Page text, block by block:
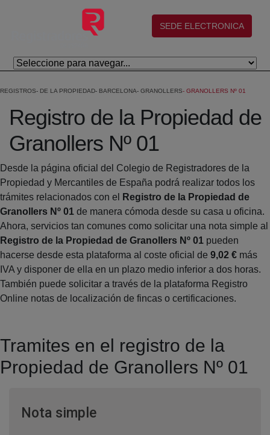
Saltar al contenido principal
(abre en nueva ventana)
SEDE ELECTRONICA
REGISTROS DE LA PROPIEDAD BARCELONA GRANOLLERS GRANOLLERS Nº 01
Registro de la Propiedad de
Granollers Nº 01
Desde la página oficial del Colegio de Registradores de la
Propiedad y Mercantiles de España podrá realizar todos los
trámites relacionados con el
Registro de la Propiedad de
Granollers Nº 01 de manera cómoda desde su casa u oficina.
Ahora, servicios tan comunes como solicitar una nota simple al
Registro de la Propiedad de Granollers Nº 01 pueden
hacerse desde esta plataforma al coste oficial de 9,02 € más
IVA y disponer de ella en un plazo medio inferior a dos horas.
También puede solicitar a través de la plataforma Registro
Online notas de localización de fincas o certificaciones.
Tramites en el registro de la
Propiedad de Granollers Nº 01
Nota simpleVentana nueva